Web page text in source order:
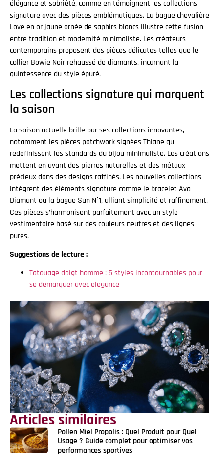
élégance et sobriété, comme en témoignent les collections
signature avec des pièces emblématiques. La bague chevalière
Love en or jaune ornée de saphirs blancs illustre cette fusion
entre tradition et modernité minimaliste. Les créateurs
contemporains proposent des pièces délicates telles que le
collier Bowie Noir rehaussé de diamants, incarnant la
quintessence du style épuré.
Les collections signature qui marquent
la saison
La saison actuelle brille par ses collections innovantes,
notamment les pièces patchwork signées Thiane qui
redéfinissent les standards du bijou minimaliste. Les créations
mettent en avant des pierres naturelles et des métaux
précieux dans des designs raffinés. Les nouvelles collections
intègrent des éléments signature comme le bracelet Ava
Diamant ou la bague Sun N°1, alliant simplicité et raffinement.
Ces pièces s’harmonisent parfaitement avec un style
vestimentaire basé sur des couleurs neutres et des lignes
pures.
Suggestions de lecture :
Tatouage doigt homme : 5 styles incontournables pour
se démarquer avec élégance
Articles similaires
Pollen Miel Propolis : Quel Produit pour Quel
Usage ? Guide complet pour optimiser vos
performances sportives